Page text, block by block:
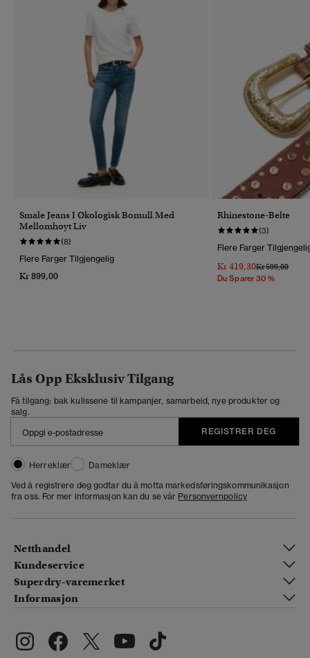
Smale Jeans I Økologisk Bomull Med
Mellomhøyt Liv
(8)
Flere Farger Tilgjengelig
Kr 899,00
Rhinestone-Belte
(3)
Flere Farger
Kr 419,30Pris Nedsatt
Kr 599,00Til
Du Sparer 30 %
Lås Opp Eksklusiv Tilgang
Få tilgang: bak kulissene til kampanjer, samarbeid, nye produkter og
salg.
REGISTRER DEG
Herreklær
Dameklær
Ved å registrere deg godtar du å motta markedsføringskommunikasjon
fra oss. For mer informasjon kan du se vår Personvernpolicy
Netthandel
Kundeservice
Superdry-varemerket
Informasjon